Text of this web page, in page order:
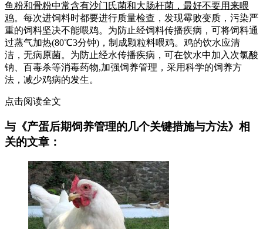
鱼粉和骨粉中常含有沙门氏菌和大肠杆菌，最好不要用来喂
鸡。每次进饲料时都要进行质量检查，发现霉败变质，污染严
重的饲料坚决不能喂鸡。为防止经饲料传播疾病，可将饲料通
过蒸气加热(80℃3分钟)，制成颗粒料喂鸡。鸡的饮水应清
洁，无病原菌。为防止经水传播疾病，可在饮水中加入次氯酸
钠、百毒杀等消毒药物,加强饲养管理，采用科学的饲养方
法，减少鸡病的发生。
点击阅读全文
与《产蛋后期饲养管理的几个关键措施与方法》相
关的文章：